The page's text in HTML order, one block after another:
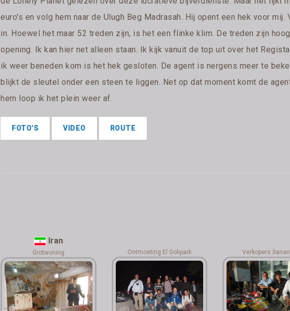
euro's en volg hem naar de Ulugh Beg Madrasah. Hij opent een hek voor
in. Hoewel het maar 52 treden zijn, is het een flinke klim. De treden zijn
opening. Ik kan hier net alleen staan. Ik kijk vanuit de top uit over het
ik weer beneden kom is het hek gesloten. De agent is nergens meer te
blijkt de sleutel onder een steen te liggen. Net op dat moment komt de
hem loop ik het plein weer af.
FOTO'S VIDEO ROUTE
Iran
Grotwoning Ontmoeting El Golipark Verkopers